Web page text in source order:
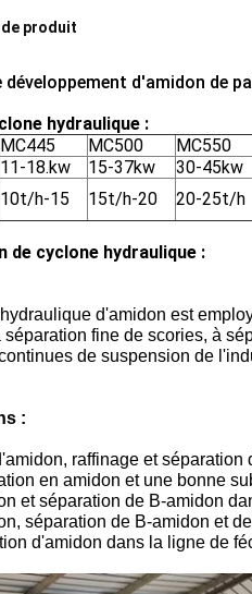
produit
développement d'amidon de
hydraulique :
MC445 MC500 MC550
11-18.kw 15-37kw 30-45kw
10t/h-15 15t/h-20 20-25t/h
de cyclone hydraulique :
d'amidon est
séparation fine de scories, à
de suspension de
:
raffinage et séparation
en amidon et une bonne
et séparation de B-amidon
séparation de B-amidon et
d'amidon dans la ligne de